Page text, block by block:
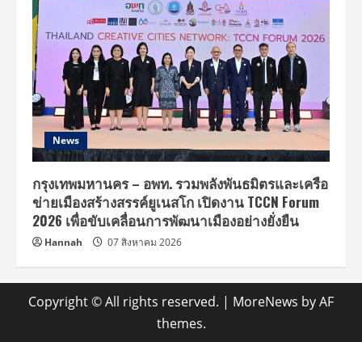
News
กรุงเทพมหานคร – อพท. รวมพลังพันธมิตรและเครือ
ข่ายเมืองสร้างสรรค์ยูเนสโก เปิดงาน TCCN Forum
2026 เพื่อขับเคลื่อนการพัฒนาเมืองอย่างยั่งยืน
Hannah 07 สิงหาคม 2026
Copyright © All rights reserved. | MoreNews by AF
themes.